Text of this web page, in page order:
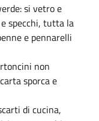
si vetro e
specchi, tutta la
e pennarelli
non
sporca e
di cucina,